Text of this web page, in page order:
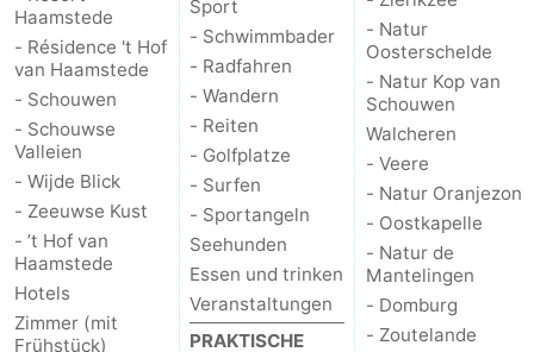
Haamstede
- Résidence 't Hof
van Haamstede
- Schouwen
- Schouwse
Valleien
- Wijde Blick
- Zeeuwse Kust
- ’t Hof van
Haamstede
Hotels
Zimmer (mit
Frühstück)
Sport
- Schwimmbader
- Radfahren
- Wandern
- Reiten
- Golfplatze
- Surfen
- Sportangeln
Seehunden
Essen und trinken
Veranstaltungen
PRAKTISCHE
- Natur
Oosterschelde
- Natur Kop van
Schouwen
Walcheren
- Veere
- Natur Oranjezon
- Oostkapelle
- Natur de
Mantelingen
- Domburg
- Zoutelande